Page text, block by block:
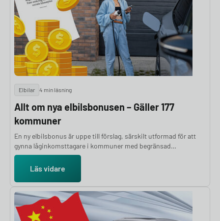
Elbilar 4 min läsning
Allt om nya elbilsbonusen – Gäller 177
kommuner
En ny elbilsbonus är uppe till förslag, särskilt utformad för att
gynna låginkomsttagare i kommuner med begränsad
kollektivtrafik. Totalt omfattas 177 kommuner, och upp till 54
000 kronor kan betalas ut per hushåll. Gäller elbilsbonusen i din
Läs vidare